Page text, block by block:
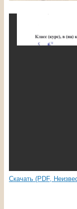
Скачать (PDF,